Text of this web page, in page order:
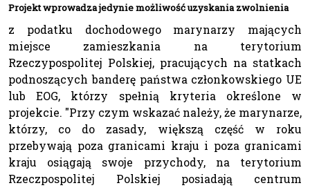
Projekt wprowadza jedynie możliwość uzyskania zwolnienia
z podatku dochodowego marynarzy mających
miejsce zamieszkania na terytorium
Rzeczypospolitej Polskiej, pracujących na statkach
podnoszących banderę państwa członkowskiego UE
lub EOG, którzy spełnią kryteria określone w
projekcie. "Przy czym wskazać należy, że marynarze,
którzy, co do zasady, większą część w roku
przebywają poza granicami kraju i poza granicami
kraju osiągają swoje przychody, na terytorium
Rzeczpospolitej Polskiej posiadają centrum